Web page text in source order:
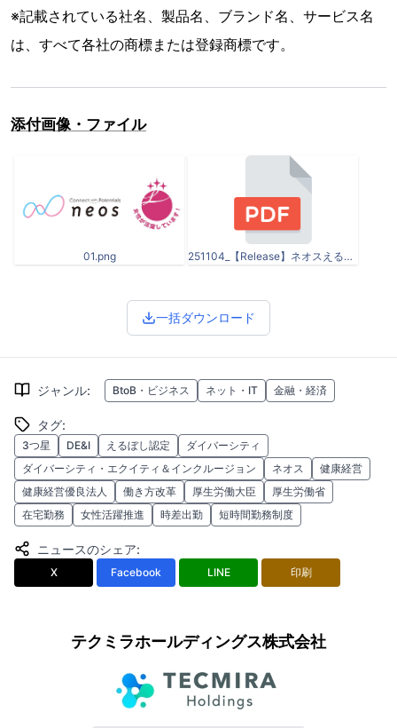
※記載されている社名、製品名、ブランド名、サービス名
は、すべて各社の商標または登録商標です。
添付画像・ファイル
01.png 251104_【Release】ネオスえるぼし認定取得.pdf
一括ダウンロード
ジャンル: BtoB・ビジネス ネット・IT 金融・経済
タグ:
3つ星 DE&I えるぼし認定
ダイバーシティ
ダイバーシティ・エクイティ＆インクルージョン
ネオス
健康経営
健康経営優良法人
働き方改革 厚生労働大臣
厚生労働省
在宅勤務
女性活躍推進 時差出勤 短時間勤務制度
ニュースのシェア:
X Facebook LINE 印刷
テクミラホールディングス株式会社